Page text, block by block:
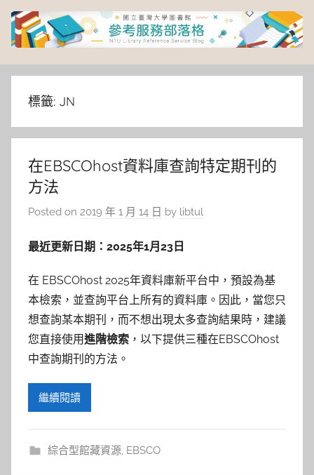
Skip
content
臺
灣
大
學
圖
書
館
參
考
服
務
部
標籤: JN
在EBSCOhost資料庫查詢特定期刊的
方法
Posted on 2019 年 1 月 14 日 by libtul
最近更新日期： 2025年1月 23 日
在 EBSCOhost 2025年資料庫新平台中，預設為基
本檢索，並查詢平台上所有的資料庫。因此，當您只
想查詢某本期刊，而不想出現太多查詢結果時，建議
您直接使用進階檢索 ，以下提供三種在EBSCOhost
中查詢期刊的方法。
繼續閱讀
綜合型館藏資源, EBSCO